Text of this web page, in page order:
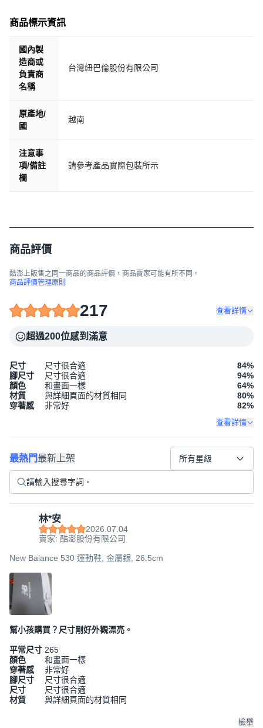
商品標示資訊
國內製
造商或
負責商
名稱
台灣紐巴倫股份有限公司
原產地/
國
越南
注意事
項/備註
欄
請參考產品實際包裝所示
商品評價
酷澎上販售之同一商品的商品評價，商品賣家可能有所不同。
商品評價管理原則
217 查看詳情
超過200位感到滿意
尺寸 尺寸很合適 84%
腳尺寸
尺寸很合適 94%
顏色
和畫面一樣 64%
材質
與詳細頁面的材質相同 80%
穿著感
非常好 82%
查看詳情
最熱門最新上架 所有星級
林*安
2026.07.04
賣家: 酷澎股份有限公司
New Balance 530 運動鞋, 金屬銀, 26.5cm
幫小孩購買？尺寸剛好外觀漂亮。
平常尺寸 265
顏色
和畫面一樣
穿著感
非常好
腳尺寸
尺寸很合適
尺寸
尺寸很合適
材質
與詳細頁面的材質相同
檢舉